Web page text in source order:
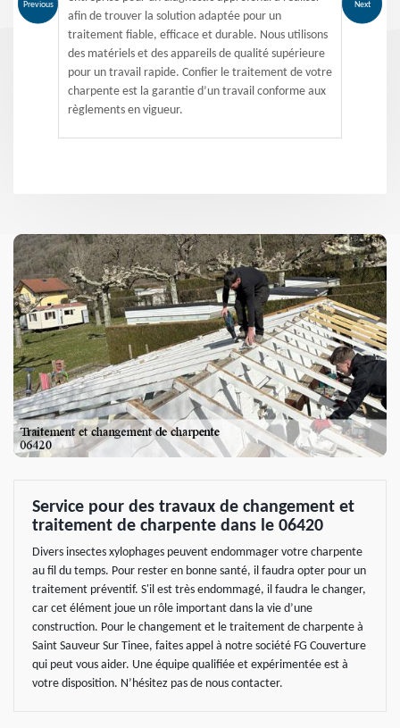
Previous
afin de trouver la solution adaptée pour un
traitement fiable, efficace et durable. Nous utilisons
des matériels et des appareils de qualité supérieure
pour un travail rapide. Confier le traitement de votre
charpente est la garantie d’un travail conforme aux
règlements en vigueur.
Next
Service pour des travaux de changement et
traitement de charpente dans le 06420
Divers insectes xylophages peuvent endommager votre charpente
au fil du temps. Pour rester en bonne santé, il faudra opter pour un
traitement préventif. S'il est très endommagé, il faudra le changer,
car cet élément joue un rôle important dans la vie d’une
construction. Pour le changement et le traitement de charpente à
Saint Sauveur Sur Tinee, faites appel à notre société FG Couverture
qui peut vous aider. Une équipe qualifiée et expérimentée est à
votre disposition. N’hésitez pas de nous contacter.